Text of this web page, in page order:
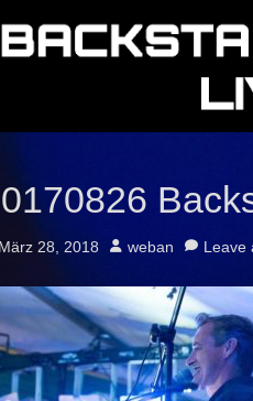
März 28, 2018 Author
weban Leave